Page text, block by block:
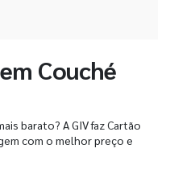
Couché
barato? A GIV faz Cartão
com o melhor preço e